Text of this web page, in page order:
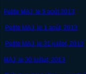
Petite MAJ, le 5 août 2013
Petite MAJ, le 1 août, 2013
Petite MAJ, le 31 juillet, 2013
MAJ, le 30 juillet, 2013